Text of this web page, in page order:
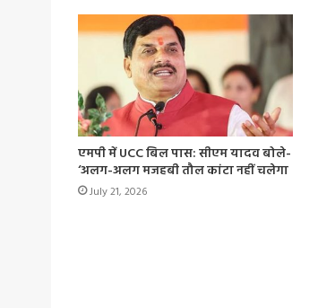
एमपी में UCC बिल पास: सीएम यादव बोले-
‘अलग-अलग मजहबी तौल कांटा नहीं चलेगा
July 21, 2026